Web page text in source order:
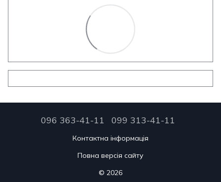
096 363-41-11 099 313-41-11
Контактна інформація
Повна версія сайту
© 2026